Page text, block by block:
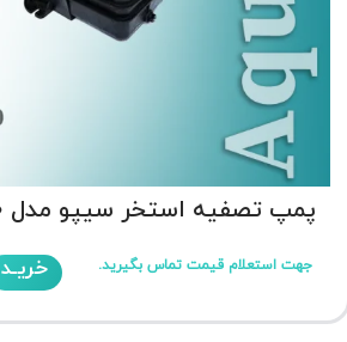
پمپ تصفیه استخر سیپو مدل HIGHSUPER-20
جهت استعلام قیمت تماس بگیرید. خریـد